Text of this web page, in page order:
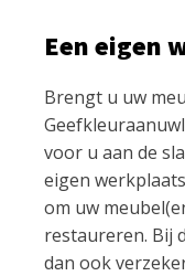
Een eigen
Brengt u uw
voor u aan de
eigen
om uw
restaureren. Bij
dan ook